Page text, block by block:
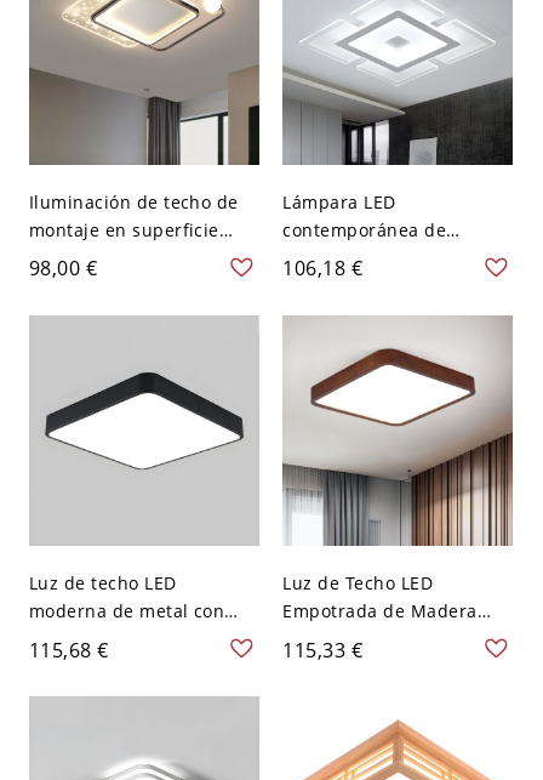
Iluminación de techo de
montaje en superficie
metálica dorada/negra
con pantalla acrílica -
Negro 110 A 120 V Tercer
98,00 €
Lámpara LED
contemporánea de
montaje empotrado
blanco con pantalla
acrílica en luz blanca,
106,18 €
Luz de techo LED
moderna de metal con
pantalla acrílica - Pantalla
blanca - 110 A 120 V 30,48
cm Negro Blanco
115,68 €
Luz de Techo LED
Empotrada de Madera
Maciza Escandinava, Fina
de Perfil Bajo - 110 A 120
115,33 €